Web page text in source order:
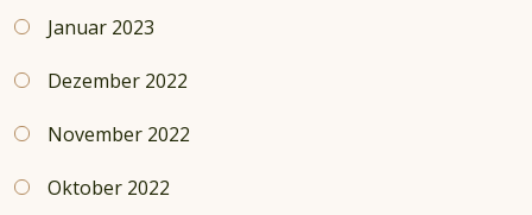
Januar 2023
Dezember 2022
November 2022
Oktober 2022